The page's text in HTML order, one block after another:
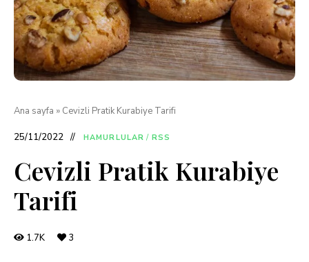
Ana sayfa » Cevizli Pratik Kurabiye Tarifi
25/11/2022 HAMURLULAR / RSS
Cevizli Pratik Kurabiye
Tarifi
1.7K 3